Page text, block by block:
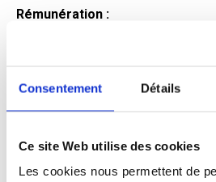
Consentement Détails
Ce site Web utilise des cookies
Les cookies nous permettent de
Rémunération :
Profil
candidat